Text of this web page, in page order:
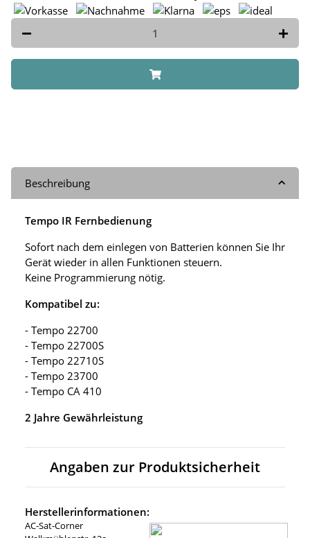
Beschreibung
Tempo IR Fernbedienung
Sofort nach dem einlegen von Batterien können Sie Ihr
Gerät wieder in allen Funktionen steuern.
Keine Programmierung nötig.
Kompatibel zu:
- Tempo 22700
- Tempo 22700S
- Tempo 22710S
- Tempo 23700
- Tempo CA 410
2 Jahre Gewährleistung
Angaben zur Produktsicherheit
Herstellerinformationen:
AC-Sat-Corner